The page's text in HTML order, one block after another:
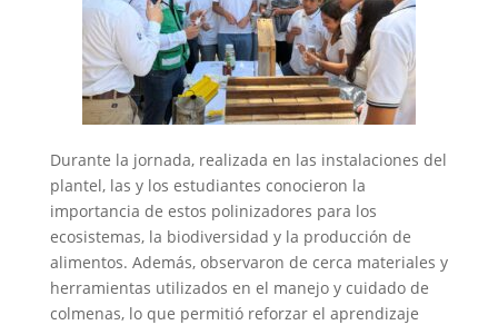
Durante la jornada, realizada en las instalaciones del
plantel, las y los estudiantes conocieron la
importancia de estos polinizadores para los
ecosistemas, la biodiversidad y la producción de
alimentos. Además, observaron de cerca materiales y
herramientas utilizados en el manejo y cuidado de
colmenas, lo que permitió reforzar el aprendizaje